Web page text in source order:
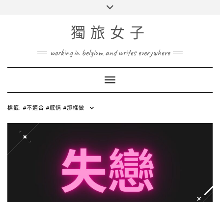
獨旅女子
working in belgium and writes everywhere
Toggle Navigation
標籤: #不適合 #感情 #那樣做